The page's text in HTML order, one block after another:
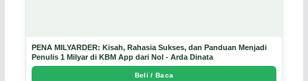
PENA MILYARDER: Kisah, Rahasia Sukses, dan Panduan Menjadi
Penulis 1 Milyar di KBM App dari Nol - Arda Dinata
Beli / Baca